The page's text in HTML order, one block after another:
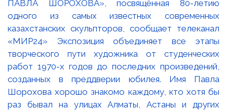
ПАВЛА ШОРОХОВА», посвящённая 80-летию
одного из самых известных современных
казахстанских скульпторов, сообщает телеканал
«МИР24» Экспозиция объединяет все этапы
творческого пути художника от студенческих
работ 1970-х годов до последних произведений,
созданных в преддверии юбилея. Имя Павла
Шорохова хорошо знакомо каждому, кто хотя бы
раз бывал на улицах Алматы, Астаны и других